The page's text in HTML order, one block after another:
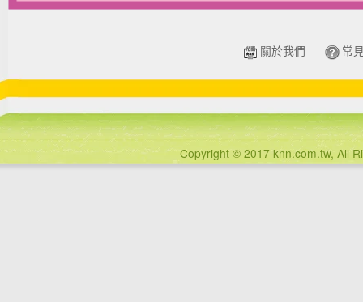
關於我們 常
Copyright © 2017 knn.com.tw, All